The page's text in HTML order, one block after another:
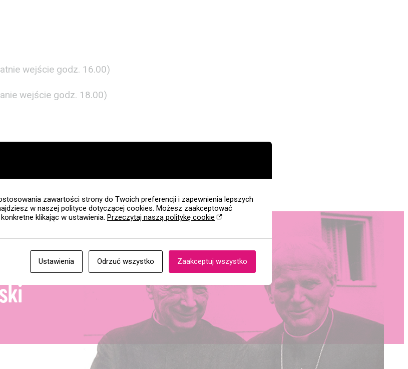
wejście godz. 16.00)
wejście godz. 18.00)
zawartości strony do Twoich preferencji i zapewnienia lepszych
w naszej polityce dotyczącej cookies. Możesz zaakceptować
klikając w ustawienia. Przeczytaj naszą politykę cookie
Ustawienia Odrzuć wszystko Zaakceptuj wszystko